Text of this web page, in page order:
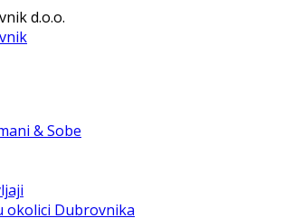
& Sobe
okolici Dubrovnika